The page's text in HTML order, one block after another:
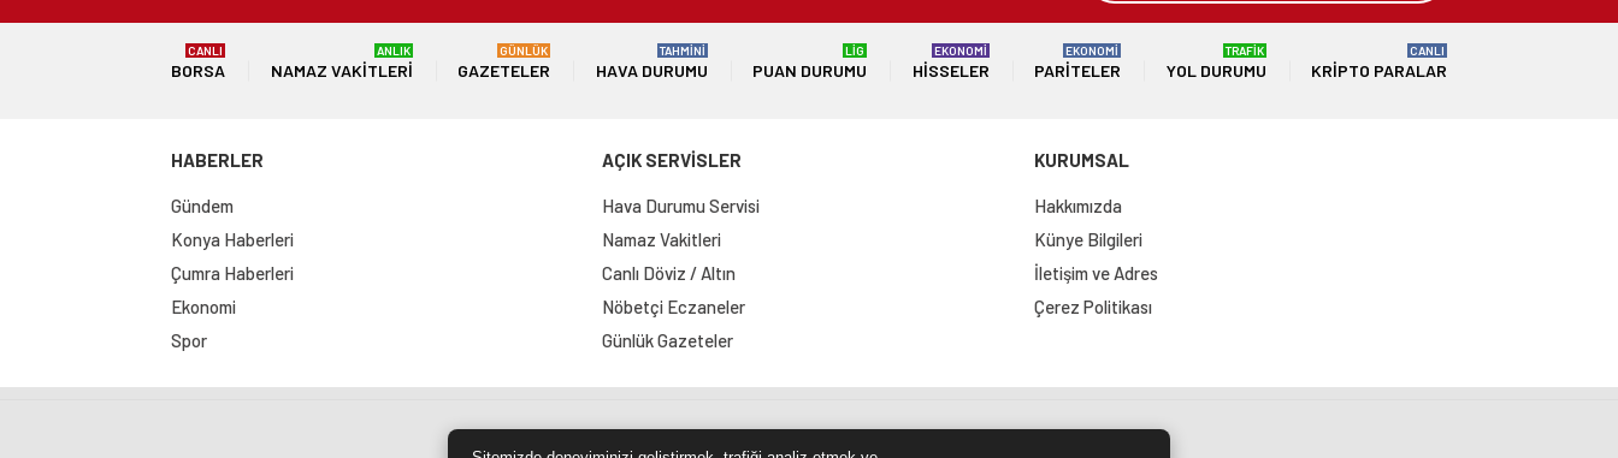
BORSA
CANLI
NAMAZ VAKITLERI
ANLIK
GAZETELER
GÜNLÜK
HAVA DURUMU
TAHMİNİ
PUAN DURUMU
LİG
HISSELER
EKONOMİ
PARITELER
EKONOMİ
YOL DURUMU
TRAFİK
KRIPTO PARALAR
CANLI
HABERLER
Gündem
Konya Haberleri
Çumra Haberleri
Ekonomi
Spor
AÇIK SERVİSLER
Hava Durumu Servisi
Namaz Vakitleri
Canlı Döviz / Altın
Nöbetçi Eczaneler
Günlük Gazeteler
KURUMSAL
Hakkımızda
Künye Bilgileri
İletişim ve Adres
Çerez Politikası
Site Haritası RSS Kaynağı Çumra Postası